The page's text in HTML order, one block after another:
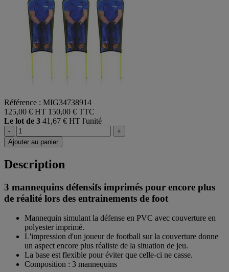
Référence : MIG34738914
125,00 € HT 150,00 € TTC
Le lot de 3 41,67 € HT l'unité
-
+
Ajouter au panier
Description
3 mannequins défensifs imprimés pour encore plus
de réalité lors des entrainements de foot
Mannequin simulant la défense en PVC avec couverture en
polyester imprimé.
L'impression d'un joueur de football sur la couverture donne
un aspect encore plus réaliste de la situation de jeu.
La base est flexible pour éviter que celle-ci ne casse.
Composition : 3 mannequins